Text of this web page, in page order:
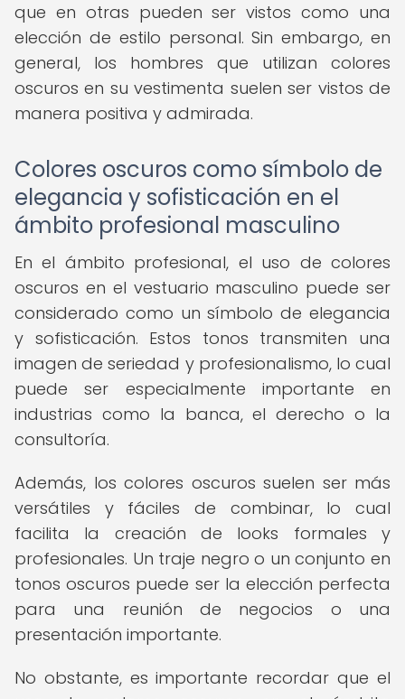
que en otras pueden ser vistos como una
elección de estilo personal. Sin embargo, en
general, los hombres que utilizan colores
oscuros en su vestimenta suelen ser vistos de
manera positiva y admirada.
Colores oscuros como símbolo de
elegancia y sofisticación en el
ámbito profesional masculino
En el ámbito profesional, el uso de colores
oscuros en el vestuario masculino puede ser
considerado como un símbolo de elegancia
y sofisticación. Estos tonos transmiten una
imagen de seriedad y profesionalismo, lo cual
puede ser especialmente importante en
industrias como la banca, el derecho o la
consultoría.
Además, los colores oscuros suelen ser más
versátiles y fáciles de combinar, lo cual
facilita la creación de looks formales y
profesionales. Un traje negro o un conjunto en
tonos oscuros puede ser la elección perfecta
para una reunión de negocios o una
presentación importante.
No obstante, es importante recordar que el